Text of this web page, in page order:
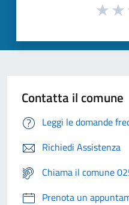
Contatta il comune
Leggi le domande
Richiedi Assistenza
Chiama il comune
Prenota un